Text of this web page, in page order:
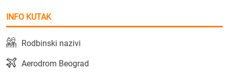
INFO KUTAK
Rodbinski nazivi
Aerodrom Beograd